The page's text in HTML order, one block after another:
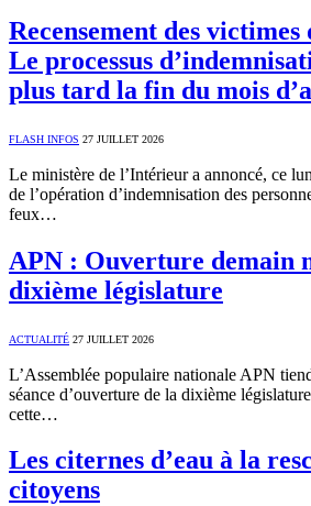
Recensement des victimes
Le processus
plus tard la fin du mois
FLASH INFOS 27 JUILLET 2026
Le ministère de l’Intérieur a annoncé, ce
de l’opération d’indemnisation des
feux…
APN : Ouverture demain
dixième législature
ACTUALITÉ 27 JUILLET 2026
L’Assemblée populaire nationale APN
séance d’ouverture de la dixième
cette…
Les citernes d’eau à la
citoyens